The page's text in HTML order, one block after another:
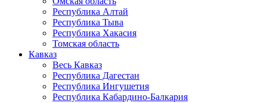
Республика Алтай
Республика Тыва
Республика Хакасия
Томская область
Кавказ
Весь Кавказ
Республика Дагестан
Республика Ингушетия
Республика Кабардино-Балкария